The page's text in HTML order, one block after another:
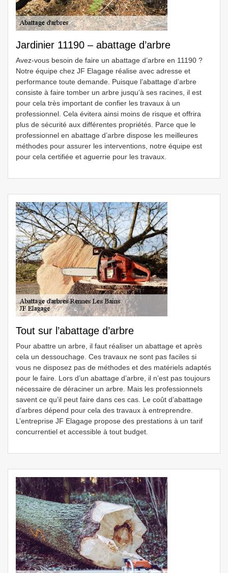
Jardinier 11190 – abattage d’arbre
Avez-vous besoin de faire un abattage d’arbre en 11190 ?
Notre équipe chez JF Elagage réalise avec adresse et
performance toute demande. Puisque l’abattage d’arbre
consiste à faire tomber un arbre jusqu’à ses racines, il est
pour cela très important de confier les travaux à un
professionnel. Cela évitera ainsi moins de risque et offrira
plus de sécurité aux différentes propriétés. Parce que le
professionnel en abattage d’arbre dispose les meilleures
méthodes pour assurer les interventions, notre équipe est
pour cela certifiée et aguerrie pour les travaux.
Tout sur l’abattage d’arbre
Pour abattre un arbre, il faut réaliser un abattage et après
cela un dessouchage. Ces travaux ne sont pas faciles si
vous ne disposez pas de méthodes et des matériels adaptés
pour le faire. Lors d’un abattage d’arbre, il n’est pas toujours
nécessaire de déraciner un arbre. Mais les professionnels
savent ce qu’il peut faire dans ces cas. Le coût d’abattage
d’arbres dépend pour cela des travaux à entreprendre.
L’entreprise JF Elagage propose des prestations à un tarif
concurrentiel et accessible à tout budget.